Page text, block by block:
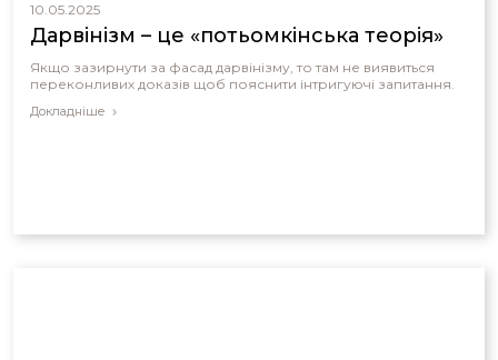
10.05.2025
Дарвінізм – це «потьомкінська теорія»
Якщо зазирнути за фасад дарвінізму, то там не виявиться
переконливих доказів щоб пояснити інтригуючі запитання.
Докладніше